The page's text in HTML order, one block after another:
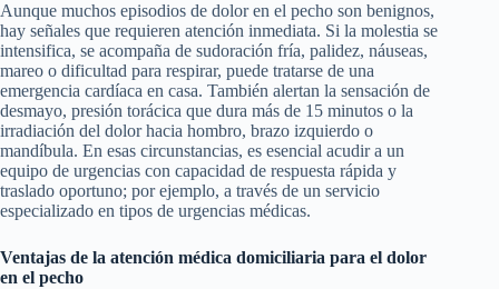
Aunque muchos episodios de dolor en el pecho son benignos,
hay señales que requieren atención inmediata. Si la molestia se
intensifica, se acompaña de sudoración fría, palidez, náuseas,
mareo o dificultad para respirar, puede tratarse de una
emergencia cardíaca en casa. También alertan la sensación de
desmayo, presión torácica que dura más de 15 minutos o la
irradiación del dolor hacia hombro, brazo izquierdo o
mandíbula. En esas circunstancias, es esencial acudir a un
equipo de urgencias con capacidad de respuesta rápida y
traslado oportuno; por ejemplo, a través de un servicio
especializado en tipos de urgencias médicas.
Ventajas de la atención médica domiciliaria para el dolor
en el pecho